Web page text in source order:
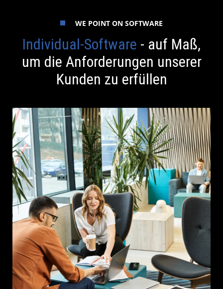
WE POINT ON SOFTWARE
Individual-Software - auf Maß,
um die Anforderungen unserer
Kunden zu erfüllen